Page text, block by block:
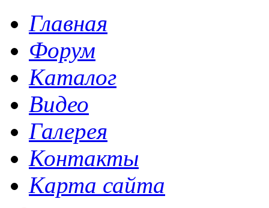
Главная
Форум
Каталог
Видео
Галерея
Контакты
Карта сайта